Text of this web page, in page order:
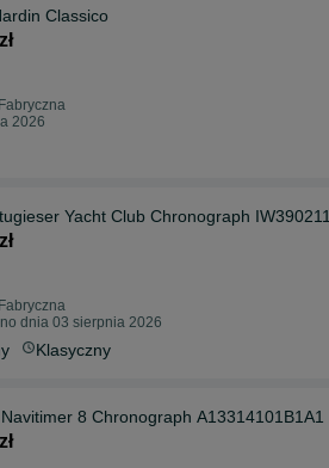
Classico
2026
Yacht Club Chronograph IW390211
dnia 03 sierpnia 2026
Klasyczny
8 Chronograph A13314101B1A1